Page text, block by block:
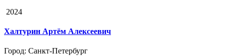
2024
Халтурин Артём Алексеевич
Город: Санкт-Петербург